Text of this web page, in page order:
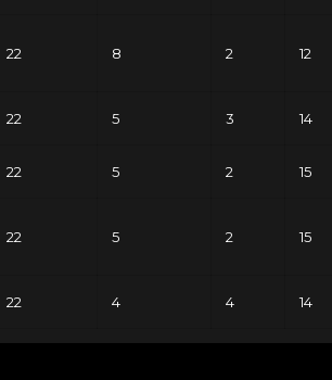
22 8 2 12
22 5 3 14
22 5 2 15
22 5 2 15
22 4 4 14